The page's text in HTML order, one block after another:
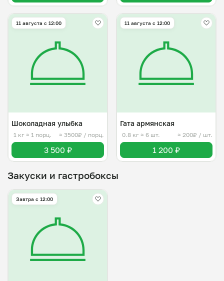
11 августа с 12:00
Шоколадная улыбка
1 кг ≈ 1 порц. ≈ 3500₽ / порц.
3 500 ₽
11 августа с 12:00
Гата армянская
0.8 кг ≈ 6 шт. ≈ 200₽ / шт.
1 200 ₽
Закуски и гастробоксы
Завтра c 12:00